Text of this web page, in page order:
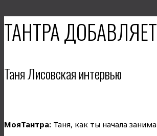
ТАНТРА
Таня Лисовская интервью
МояТантра: Таня, как ты начала